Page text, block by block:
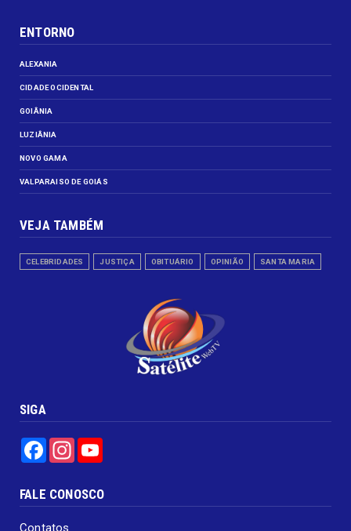
ENTORNO
ALEXANIA
CIDADE OCIDENTAL
GOIÂNIA
LUZIÂNIA
NOVO GAMA
VALPARAISO DE GOIÁS
VEJA TAMBÉM
CELEBRIDADES JUSTIÇA OBITUÁRIO OPINIÃO SANTA MARIA
SIGA
FacebookInstagram
FALE CONOSCO
Contatos